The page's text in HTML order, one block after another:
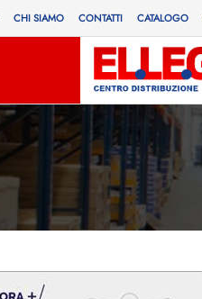
CHI SIAMO CONTATTI CATALOGO